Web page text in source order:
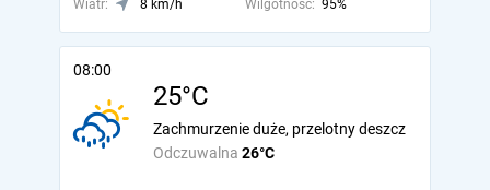
Wiatr: 8 km/h Wilgotność: 95%
08:00
25°C
Odczuwalna 26°C
Zachmurzenie duże, przelotny deszcz